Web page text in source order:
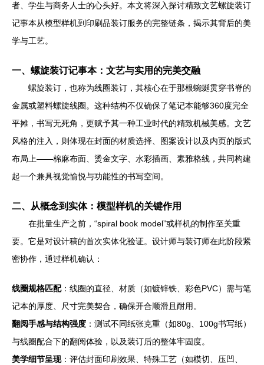
者、学生与商务人士的心头好。本文将深入探讨精致文艺螺旋装订
记事本从模型样机到印刷品装订服务的完整链条，揭示其背后的美
学与工艺。
一、螺旋装订记事本：文艺与实用的完美交融
螺旋装订，也称为线圈装订，其核心在于那根蜿蜒贯穿书脊的
金属或塑料螺旋线圈。这种结构不仅确保了笔记本能够360度完全
平摊，书写无死角，更赋予其一种工业时代的精致机械美感。文艺
风格的注入，则体现在封面的材质选择、图案设计以及内页的版式
布局上——棉麻布面、烫金文字、水彩插画、素雅格线，共同构建
起一个兼具视觉愉悦与功能性的书写空间。
二、从概念到实体：模型样机的关键作用
在批量生产之前，“spiral book model”或样机的制作至关重
要。它是对设计稿的首次实体化验证。设计师与装订师在此阶段紧
密协作，通过样机确认：
线圈规格匹配：线圈的直径、材质（如镀锌铁、彩色PVC）需与笔
记本的厚度、尺寸完美契合，确保开合顺滑且耐用。
翻阅手感与结构强度 ：测试不同纸张克重（如80g、100g书写纸）
与线圈配合下的翻阅体验，以及装订后的整体牢固度。
美学细节呈现：评估封面印刷效果、特殊工艺（如模切、压凹、